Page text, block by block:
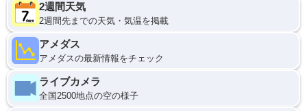
2週間天気
2週間先までの天気・気温を掲載
アメダス
アメダスの最新情報をチェック
ライブカメラ
全国2500地点の空の様子